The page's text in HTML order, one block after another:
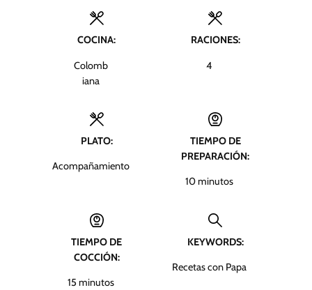
COCINA:
Colomb
iana
RACIONES:
4
PLATO:
Acompañamiento
TIEMPO DE
PREPARACIÓN:
10m
t
s
minutos
TIEMPO DE
COCCIÓN:
15m
minutos
KEYWORDS:
Recetas con Papa